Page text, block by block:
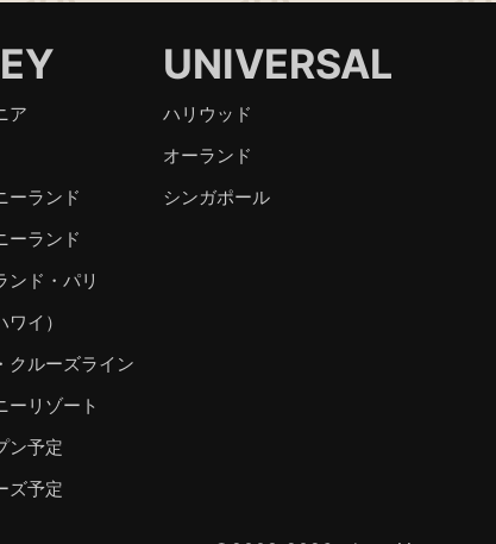
ア
ーランド
ーランド
ンド・パリ
イ）
クルーズライン
ーリゾート
ン予定
ズ予定
UNIVERSAL
ハリウッド
オーランド
シンガポール